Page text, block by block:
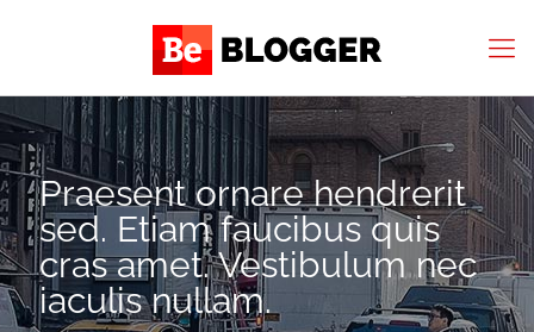
Praesent ornare hendrerit
sed. Etiam faucibus quis
cras amet. Vestibulum nec
iaculis nullam.